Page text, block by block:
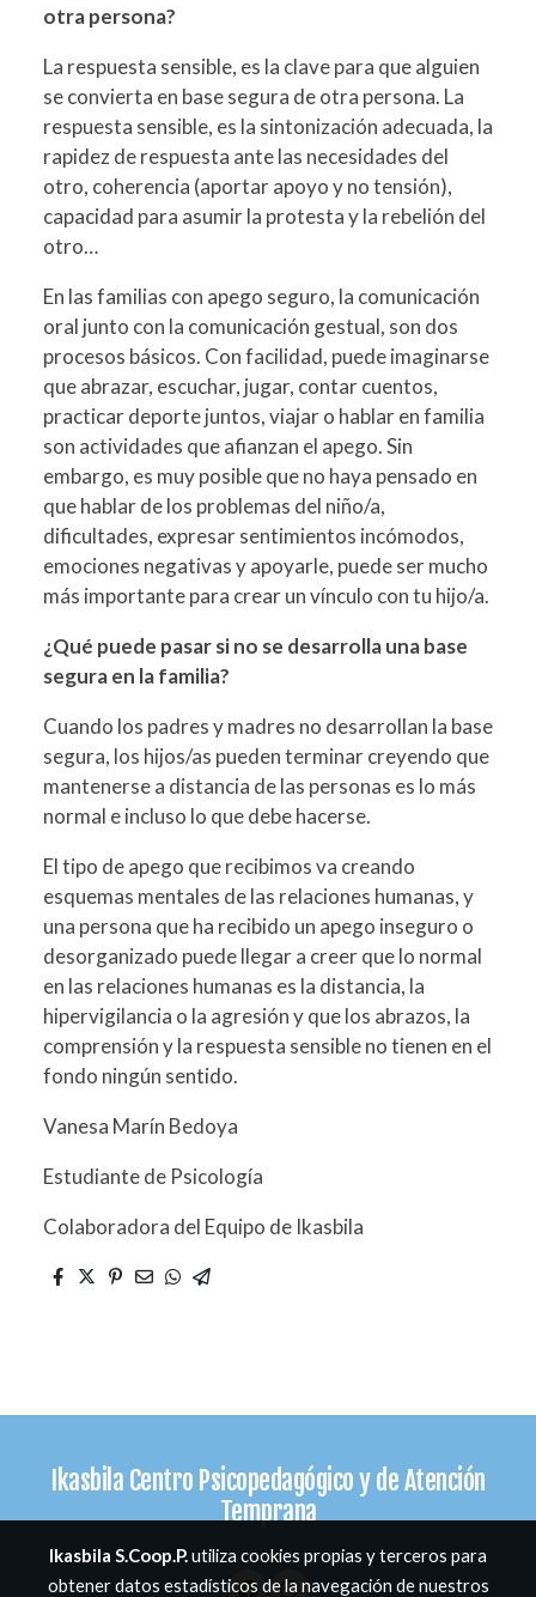
otra persona?
La respuesta sensible, es la clave para que alguien
se convierta en base segura de otra persona. La
respuesta sensible, es la sintonización adecuada, la
rapidez de respuesta ante las necesidades del
otro, coherencia (aportar apoyo y no tensión),
capacidad para asumir la protesta y la rebelión del
otro…
En las familias con apego seguro, la comunicación
oral junto con la comunicación gestual, son dos
procesos básicos. Con facilidad, puede imaginarse
que abrazar, escuchar, jugar, contar cuentos,
practicar deporte juntos, viajar o hablar en familia
son actividades que afianzan el apego. Sin
embargo, es muy posible que no haya pensado en
que hablar de los problemas del niño/a,
dificultades, expresar sentimientos incómodos,
emociones negativas y apoyarle, puede ser mucho
más importante para crear un vínculo con tu hijo/a.
¿Qué puede pasar si no se desarrolla una base
segura en la familia?
Cuando los padres y madres no desarrollan la base
segura, los hijos/as pueden terminar creyendo que
mantenerse a distancia de las personas es lo más
normal e incluso lo que debe hacerse.
El tipo de apego que recibimos va creando
esquemas mentales de las relaciones humanas, y
una persona que ha recibido un apego inseguro o
desorganizado puede llegar a creer que lo normal
en las relaciones humanas es la distancia, la
hipervigilancia o la agresión y que los abrazos, la
comprensión y la respuesta sensible no tienen en el
fondo ningún sentido.
Vanesa Marín Bedoya
Estudiante de Psicología
Colaboradora del Equipo de Ikasbila
Ikasbila Centro Psicopedagógico y de Atención
Temprana
Ikasbila S.Coop.P.utiliza cookies propias y terceros para
obtener datos estadísticos de la navegación de nuestros